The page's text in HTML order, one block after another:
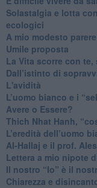
Solastalgia e lotta
ecologici
​A mio modesto
​Umile proposta
​La Vita scorre con te,
​Dall’istinto di
L'avidità
​L’uomo bianco e i
​Avere o Essere?
​Thich Nhat Hanh,
​L’eredità dell’uomo
Al-Hallaj e il prof.
​Lettera a mio nipote
​Il nostro “Io” è il
​Chiarezza e